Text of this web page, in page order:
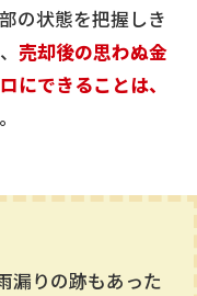
の状態を把握しき
売却後の思わぬ金
にできることは、
漏りの跡もあった